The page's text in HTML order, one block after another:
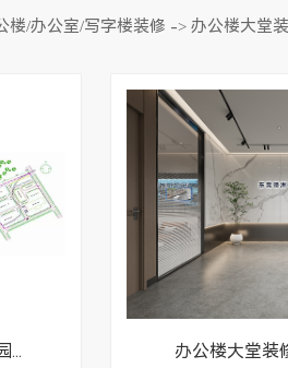
工厂办公楼装修实景效果图
工厂展厅装修实景效果图
工厂研发中心实验室装修
工厂食堂宿舍装修实景
旧厂房工厂改造翻新装修
创意园孵化器创客中心装修
楼/办公室/写字楼装修 -> 办公楼大堂
... 办公楼大堂装